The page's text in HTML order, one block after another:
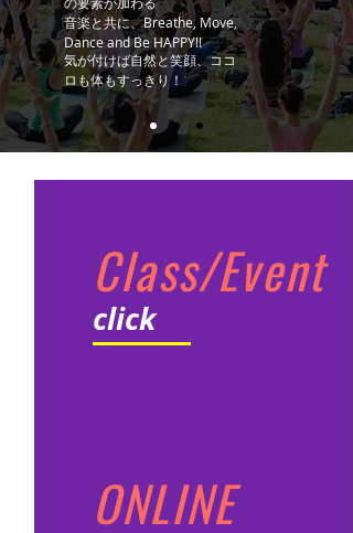
音楽と共に、Breathe, Move,
Dance and Be HAPPY!!
気が付けば自然と笑顔、ココ
ロも体もすっきり！
Class/Event
click
ONLINE